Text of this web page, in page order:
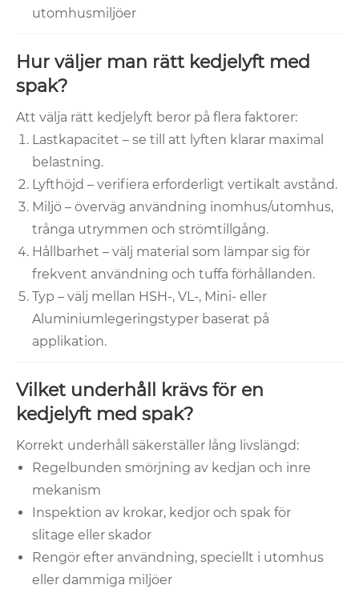
utomhusmiljöer
Hur väljer man rätt kedjelyft med
spak?
Att välja rätt kedjelyft beror på flera faktorer:
Lastkapacitet – se till att lyften klarar maximal
belastning.
Lyfthöjd – verifiera erforderligt vertikalt avstånd.
Miljö – överväg användning inomhus/utomhus,
trånga utrymmen och strömtillgång.
Hållbarhet – välj material som lämpar sig för
frekvent användning och tuffa förhållanden.
Typ – välj mellan HSH-, VL-, Mini- eller
Aluminiumlegeringstyper baserat på
applikation.
Vilket underhåll krävs för en
kedjelyft med spak?
Korrekt underhåll säkerställer lång livslängd:
Regelbunden smörjning av kedjan och inre
mekanism
Inspektion av krokar, kedjor och spak för
slitage eller skador
Rengör efter användning, speciellt i utomhus
eller dammiga miljöer